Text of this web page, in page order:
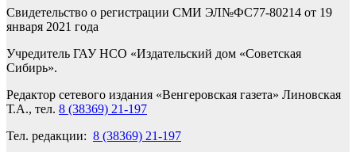
Свидетельство о регистрации СМИ ЭЛ№ФС77-80214 от 19
января 2021 года
Учредитель ГАУ НСО «Издательский дом «Советская
Сибирь».
Редактор сетевого издания «Венгеровская газета» Линовская
Т.А., тел. 8 (38369) 21-197
Тел. редакции: 8 (38369) 21-197